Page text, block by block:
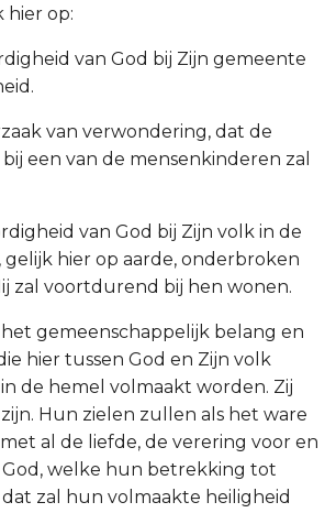
hier op:
van God bij Zijn gemeente
van verwondering, dat de
een van de mensenkinderen zal
van God bij Zijn volk in de
gelijk hier op aarde, onderbroken
zal voortdurend bij hen wonen.
gemeenschappelijk belang en
hier tussen God en Zijn volk
de hemel volmaakt worden. Zij
Hun zielen zullen als het ware
al de liefde, de verering voor en
God, welke hun betrekking tot
zal hun volmaakte heiligheid